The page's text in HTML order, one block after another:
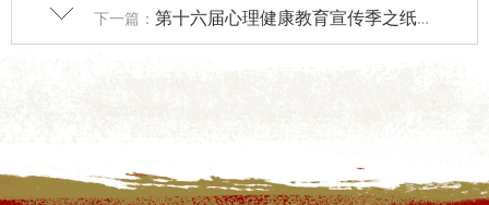
下一篇： 第十六届心理健康教育宣传季之纸鸢文化节成功举办